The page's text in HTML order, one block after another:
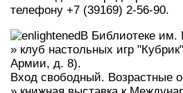
телефону +7 (39169) 2-56-90.
В Библиотеке им.
» клуб настольных игр
Армии, д. 8).
Вход свободный. Возрастные